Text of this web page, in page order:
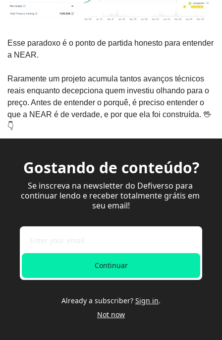
Esse paradoxo é o ponto de partida honesto para entender
a NEAR.
Raramente um projeto acumula tantos avanços técnicos
reais enquanto decepciona quem investiu olhando para o
preço. Antes de entender o porquê, é preciso entender o
que a NEAR é de verdade, e por que ela foi construída. 🖖
👇
Gostando de conteúdo?
Se inscreva na newsletter do Defiverso para
continuar lendo e receber totalmente grátis em
seu email!
Continuar
Already a subscriber? Sign in.
Not now